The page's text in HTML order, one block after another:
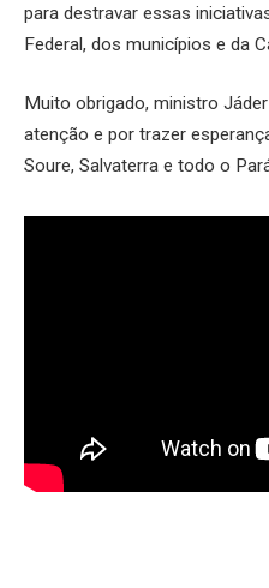
para destravar essas
Federal, dos municípios e da
Muito obrigado, ministro
atenção e por trazer
Soure, Salvaterra e todo o